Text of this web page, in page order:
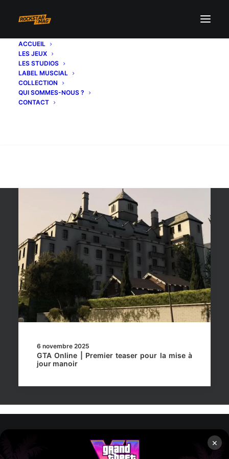
×
ACCUEIL
LES JEUX
LES STUDIOS
LABEL MUSCIAL
COLLECTION
QUI SOMMES-NOUS ?
CONTACT
construction GTA Online
6 novembre 2025
GTA Online | Premier teaser pour la mise à
jour manoir
Rockstar Mag’, Copyright © 2013-2026 – Tous droits réservés –